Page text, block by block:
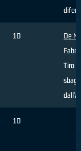
10
De
Tiro
10